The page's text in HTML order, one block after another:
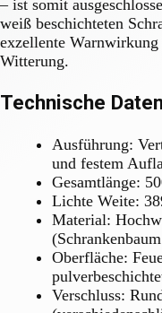
– ist somit
weiß beschichteten
exzellente
Witterung.
Technische
Ausführung:
und festem
Gesamtlänge:
Lichte Weite:
Material:
Oberfläche:
Verschluss: